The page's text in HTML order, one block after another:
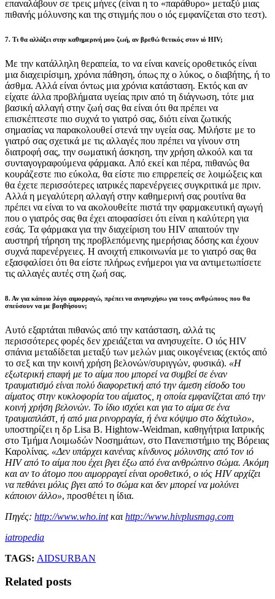
επαναλάβουν σε τρεις μήνες (είναι η το «παράθυρο» μεταξύ μιας
πιθανής μόλυνσης και της στιγμής που ο ιός εμφανίζεται στο τεστ).
7. Τι θα αλλάξει στην καθημερινή μου ζωή, αν βρεθώ θετικός στον ιό HIV;
Με την κατάλληλη θεραπεία, το να είναι κανείς οροθετικός είναι
μια διαχειρίσιμη, χρόνια πάθηση, όπως πχ ο λύκος, ο διαβήτης, ή το
άσθμα. Αλλά είναι όντως μια χρόνια κατάσταση. Εκτός και αν
είχατε άλλα προβλήματα υγείας πριν από τη διάγνωση, τότε μια
βασική αλλαγή στην ζωή σας θα είναι ότι θα πρέπει να
επισκέπτεστε πιο συχνά το γιατρό σας, διότι είναι ζωτικής
σημασίας να παρακολουθεί στενά την υγεία σας. Μιλήστε με το
γιατρό σας σχετικά με τις αλλαγές που πρέπει να γίνουν στη
διατροφή σας, την σωματική άσκηση, την χρήση αλκοόλ και τα
συνταγογραφούμενα φάρμακα. Από εκεί και πέρα, πιθανώς θα
κουράζεστε πιο εύκολα, θα είστε πιο επιρρεπείς σε λοιμώξεις και
θα έχετε περισσότερες ιατρικές παρενέργειες συγκριτικά με πριν.
Αλλά η μεγαλύτερη αλλαγή στην καθημερινή σας ρουτίνα θα
πρέπει να είναι το να ακολουθείτε πιστά την φαρμακευτική αγωγή
που ο γιατρός σας θα έχει αποφασίσει ότι είναι η καλύτερη για
εσάς. Τα φάρμακα για την διαχείριση του HIV απαιτούν την
αυστηρή τήρηση της προβλεπόμενης ημερήσιας δόσης και έχουν
συχνά παρενέργειες. Η ανοιχτή επικοινωνία με το γιατρό σας θα
εξασφαλίσει ότι θα είστε πλήρως ενήμεροι για να αντιμετωπίσετε
τις αλλαγές αυτές στη ζωή σας.
8. Αν για κάποιο λόγο αιμορραγώ, πρέπει να ανησυχήσω για τους ανθρώπους που θα
σπεύσουν να με βοηθήσουν;
Αυτό εξαρτάται πιθανώς από την κατάσταση, αλλά τις
περισσότερες φορές δεν χρειάζεται να ανησυχείτε. Ο ιός HIV
σπάνια μεταδίδεται μεταξύ των μελών μιας οικογένειας (εκτός από
το σεξ και την κοινή χρήση βελονών/συριγγών, φυσικά). «Η
εξωτερική επαφή με το αίμα που μπορεί να συμβεί σε έναν
τραυματισμό είναι πολύ διαφορετική από την άμεση είσοδο του
αίματος στην κυκλοφορία του αίματος, η οποία εμφανίζεται από την
κοινή χρήση βελονών. Το ίδιο ισχύει και για το αίμα σε ένα
τραυμαπλάστ, ή από μια ρινορραγία, ή ένα κόψιμο στο δάχτυλο»,
υποστηρίζει η δρ Lisa B. Hightow-Weidman, καθηγήτρια Ιατρικής
στο Τμήμα Λοιμωδών Νοσημάτων, στο Πανεπιστήμιο της Βόρειας
Καρολίνας. «Δεν υπάρχει κανένας κίνδυνος μόλυνσης από τον ιό
HIV από το αίμα που έχει βγει έξω από ένα ανθρώπινο σώμα. Ακόμη
και αν το άτομο που αιμορραγεί είναι οροθετικό, ο ιός HIV αρχίζει
να πεθάνει μόλις βγει από το σώμα και δεν μπορεί να μολύνει
κάποιον άλλο», προσθέτει η ίδια.
Πηγές: http://www.who.intκαι http://www.hivplusmag.com
iatropedia
TAGS: AIDSURBAN
Related posts